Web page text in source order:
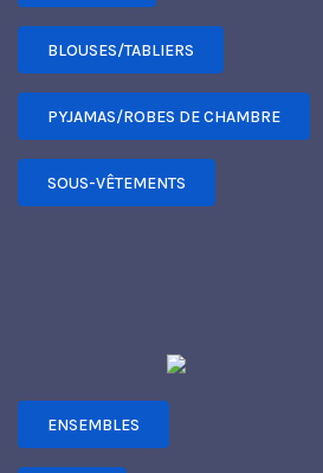
BLOUSES/TABLIERS
PYJAMAS/ROBES DE CHAMBRE
SOUS-VÊTEMENTS
ENSEMBLES